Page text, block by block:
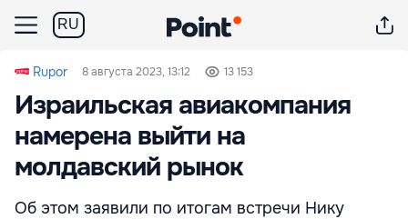
RU
Rupor 8 августа 2023, 13:12 13 153
Израильская авиакомпания
намерена выйти на
молдавский рынок
Об этом заявили по итогам встречи Нику